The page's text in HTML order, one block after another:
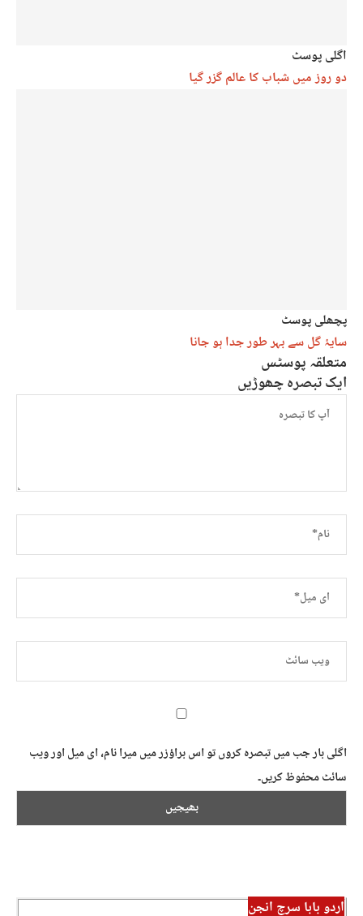
اگلی پوسٹ
دو روز میں شباب کا عالم گزر گیا
پچھلی پوسٹ
سایۂ گل سے بہر طور جدا ہو جانا
متعلقہ پوسٹس
ایک تبصرہ چھوڑیں
اگلی بار جب میں تبصرہ کروں تو اس براؤزر میں میرا نام، ای میل اور ویب
سائٹ محفوظ کریں۔
اردو بابا سرچ انجن